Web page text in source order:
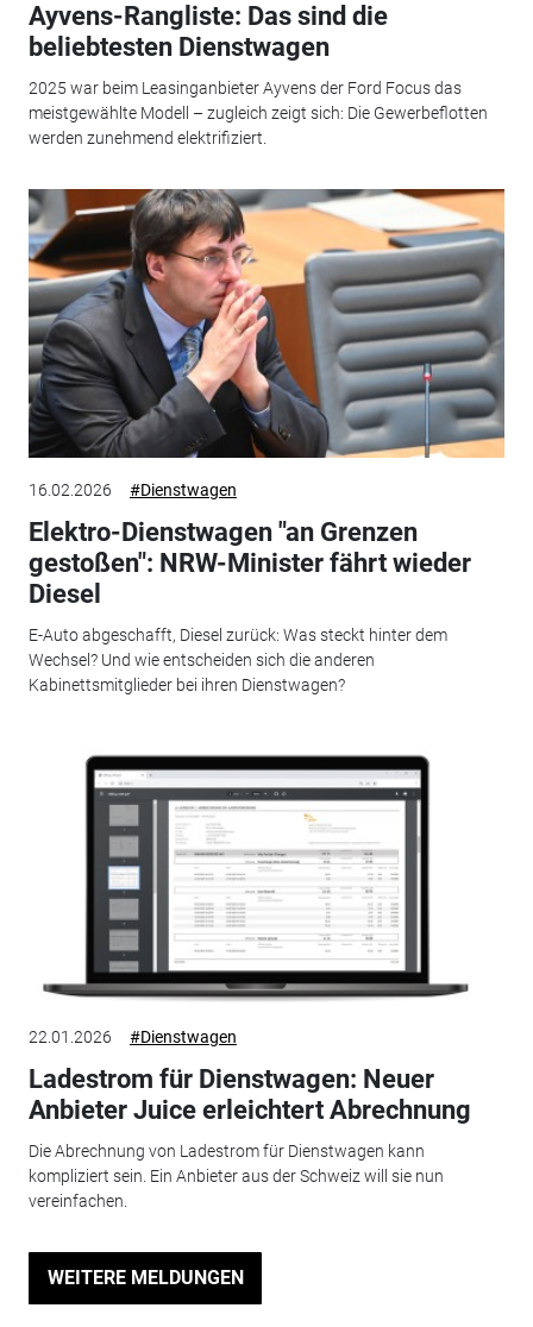
Ayvens-Rangliste: Das sind die
beliebtesten Dienstwagen
2025 war beim Leasinganbieter Ayvens der Ford Focus das
meistgewählte Modell – zugleich zeigt sich: Die Gewerbeflotten
werden zunehmend elektrifiziert.
16.02.2026 #Dienstwagen
Elektro-Dienstwagen "an Grenzen
gestoßen": NRW-Minister fährt wieder
Diesel
E-Auto abgeschafft, Diesel zurück: Was steckt hinter dem
Wechsel? Und wie entscheiden sich die anderen
Kabinettsmitglieder bei ihren Dienstwagen?
22.01.2026 #Dienstwagen
Ladestrom für Dienstwagen: Neuer
Anbieter Juice erleichtert Abrechnung
Die Abrechnung von Ladestrom für Dienstwagen kann
kompliziert sein. Ein Anbieter aus der Schweiz will sie nun
vereinfachen.
WEITERE MELDUNGEN